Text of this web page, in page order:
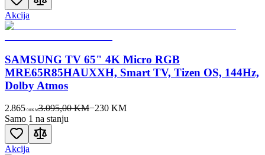
Akcija
SAMSUNG TV 65" 4K Micro RGB
MRE65R85HAUXXH, Smart TV, Tizen OS, 144Hz,
Dolby Atmos
2.865 00KM3.095,00 KM−230KM
Samo 1 na stanju
Akcija